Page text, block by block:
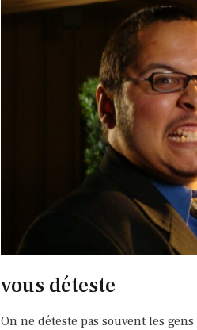
vous déteste
On ne déteste pas souvent les